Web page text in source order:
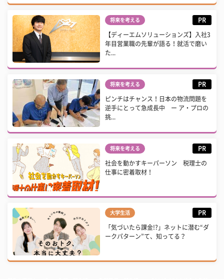
将来を考える PR
【ディーエムソリューションズ】入社3
年目営業職の先輩が語る！就活で磨い
た...
将来を考える PR
ピンチはチャンス！日本の物流問題を
逆手にとって急成長中 ー ア・プロの
挑...
将来を考える PR
社会を動かすキーパーソン 税理士の
仕事に密着取材！
大学生活 PR
「気づいたら課金!?」ネットに潜む“ダ
ークパターン”て、知ってる？